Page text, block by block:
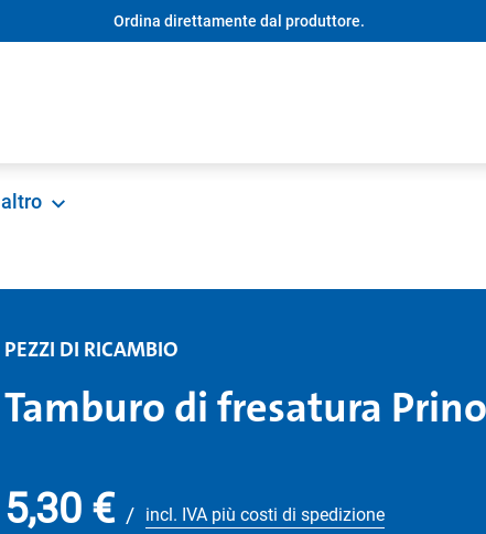
Ordina direttamente dal produttore.
altro
PEZZI DI RICAMBIO
Tamburo di fresatura
5,30 € / incl. IVA più costi di spedizione